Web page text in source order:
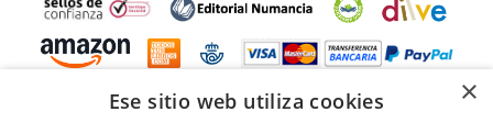
×
Ese sitio web utiliza cookies